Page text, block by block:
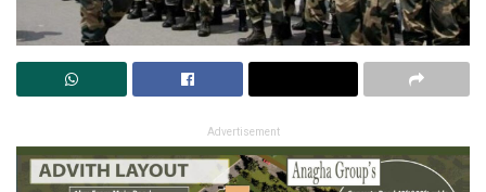
Advertisement